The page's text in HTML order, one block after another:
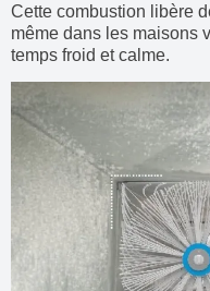
Cette combustion libère
même dans les maisons
temps froid et calme.